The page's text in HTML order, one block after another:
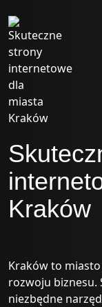
Kraków
Kraków to
rozwoju
niezbędne